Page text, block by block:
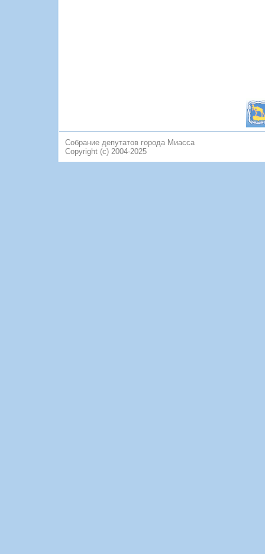
Собрание депутатов города Миасса
Copyright (c) 2004-2025